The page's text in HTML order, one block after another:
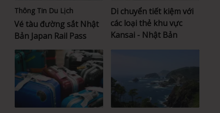
Thông Tin Du Lịch
Vé tàu đường sắt Nhật
Bản Japan Rail Pass
Di chuyển tiết kiệm với
các loại thẻ khu vực
Kansai - Nhật Bản